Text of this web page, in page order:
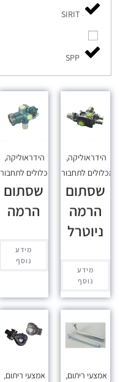
SIRIT
SPP
הידראוליקה,
מכלולים לתחבורה
שסתום
הרמה
ניוטרל
מידע
נוסף
הידראוליקה,
מכלולים לתחבורה
שסתום
הרמה
מידע
נוסף
אמצעי ריתום,
אמצעי ריתום,